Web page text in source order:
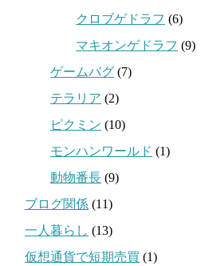
クロブゲドラフ (6)
マキオンゲドラフ (9)
ゲームバグ (7)
テラリア (2)
ピクミン (10)
モンハンワールド (1)
動物番長 (9)
ブログ関係 (11)
一人暮らし (13)
仮想通貨で短期売買 (1)